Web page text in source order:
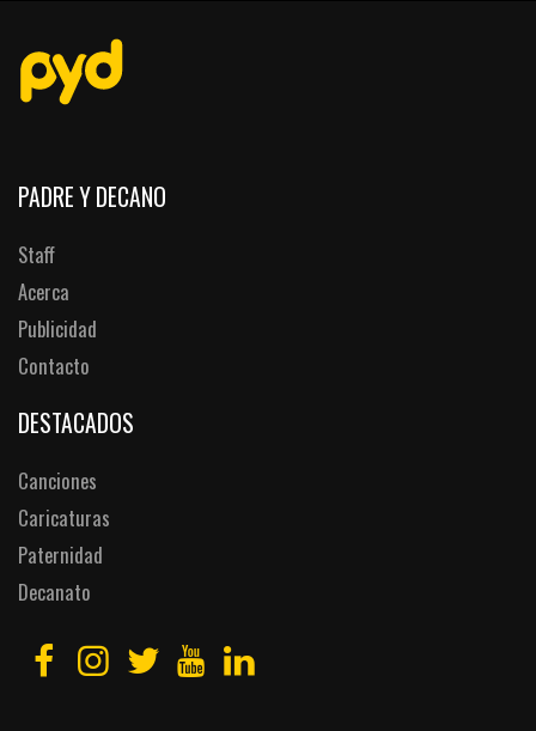
PADRE Y DECANO
Staff
Acerca
Publicidad
Contacto
DESTACADOS
Canciones
Caricaturas
Paternidad
Decanato